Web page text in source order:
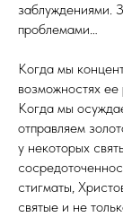
заблуждениями.
проблемами…
Когда мы
возможностях
Когда мы
отправляем
у некоторых
стигматы,
святые и не